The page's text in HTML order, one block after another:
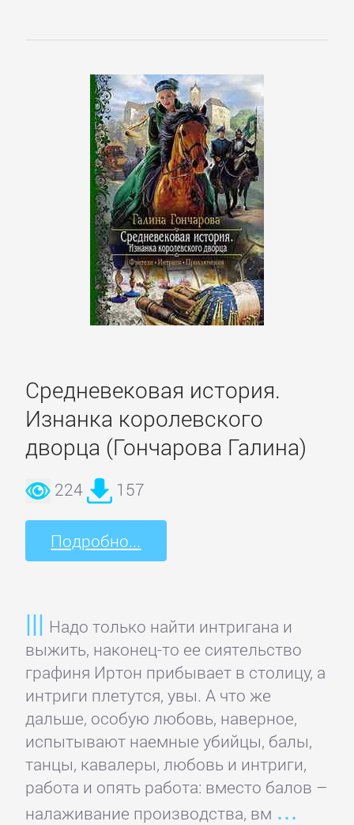
Средневековая история.
Изнанка королевского
дворца (Гончарова Галина)
224 157
Подробно...
Надо только найти интригана и
выжить, наконец-то ее сиятельство
графиня Иртон прибывает в столицу, а
интриги плетутся, увы. А что же
дальше, особую любовь, наверное,
испытывают наемные убийцы, балы,
танцы, кавалеры, любовь и интриги,
работа и опять работа: вместо балов –
налаживание производства, вм
Иностранные
История
Культурология
Математика
Медицина
Педагогика
Политика,
политология
Прочая
образовательная
литература
Социология
литература
Физика
Философия
Юриспруденция,
право